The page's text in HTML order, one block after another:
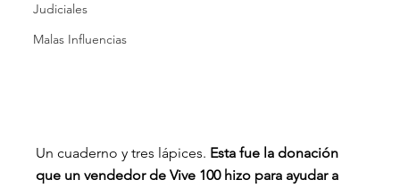
Judiciales
Malas Influencias
Un cuaderno y tres lápices. Esta fue la donación
que un vendedor de Vive 100 hizo para ayudar a